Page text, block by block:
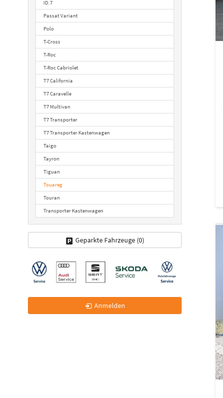
ID.7
Passat Variant
Polo
T-Cross
T-Roc
T-Roc Cabriolet
T7 California
T7 Caravelle
T7 Multivan
T7 Transporter
T7 Transporter Kastenwagen
Taigo
Tayron
Tiguan
Touareg
Touran
Transporter Kastenwagen
Geparkte Fahrzeuge (0)
Anmelden